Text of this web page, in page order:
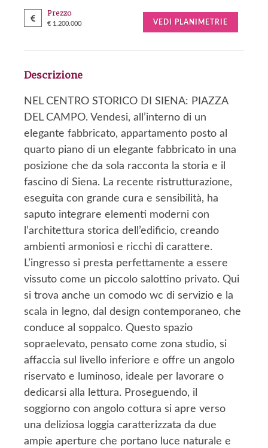
Prezzo
€ 1.200.000 VEDI PLANIMETRIE
Descrizione
NEL CENTRO STORICO DI SIENA: PIAZZA
DEL CAMPO. Vendesi, all’interno di un
elegante fabbricato, appartamento posto al
quarto piano di un elegante fabbricato in una
posizione che da sola racconta la storia e il
fascino di Siena. La recente ristrutturazione,
eseguita con grande cura e sensibilità, ha
saputo integrare elementi moderni con
l’architettura storica dell’edificio, creando
ambienti armoniosi e ricchi di carattere.
L’ingresso si presta perfettamente a essere
vissuto come un piccolo salottino privato. Qui
si trova anche un comodo wc di servizio e la
scala in legno, dal design contemporaneo, che
conduce al soppalco. Questo spazio
sopraelevato, pensato come zona studio, si
affaccia sul livello inferiore e offre un angolo
riservato e luminoso, ideale per lavorare o
dedicarsi alla lettura. Proseguendo, il
soggiorno con angolo cottura si apre verso
una deliziosa loggia caratterizzata da due
ampie aperture che portano luce naturale e